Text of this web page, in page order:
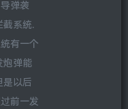
弹袭
截系统.
有一个
炮弹能
是以后
前一发